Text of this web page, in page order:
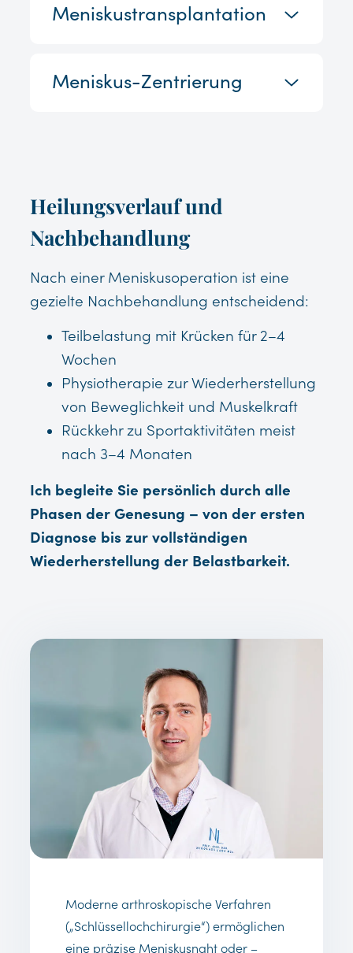
Meniskustransplantation
Meniskus-Zentrierung
Heilungsverlauf und
Nachbehandlung
Nach einer Meniskusoperation ist eine
gezielte Nachbehandlung entscheidend:
Teilbelastung mit Krücken für 2–4
Wochen
Physiotherapie zur Wiederherstellung
von Beweglichkeit und Muskelkraft
Rückkehr zu Sportaktivitäten meist
nach 3–4 Monaten
Ich begleite Sie persönlich durch alle
Phasen der Genesung – von der ersten
Diagnose bis zur vollständigen
Wiederherstellung der Belastbarkeit.
Moderne arthroskopische Verfahren
(„Schlüssellochchirurgie“) ermöglichen
eine präzise Meniskusnaht oder –